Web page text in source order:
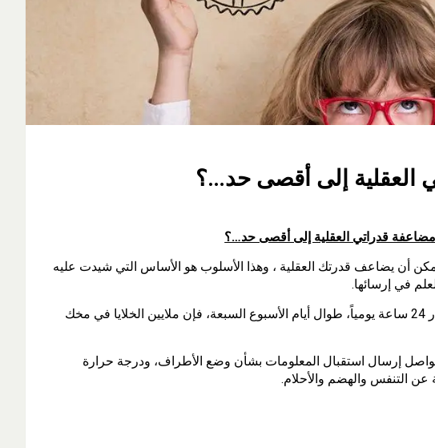
العقلية إلى أقصى حد…؟
قدراتي العقلية إلى أقصى حد…؟
أن يضاعف قدرتك العقلية ، وهذا الأسلوب هو الأساس التي شيدت عليه
في إرسائها.
وسواء كنت نائماً أو يقظاً وفي أي لحظة على مدار 24 ساعة يومياً، طوال أيام الأسبوع السبعة، فإن ملايين الخلايا في مخك
إرسال استقبال المعلومات بشأن وضع الأطراف، ودرجة حرارة
عن التنفس والهضم والأحلام.